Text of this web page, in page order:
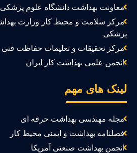
معاونت بهداشت دانشگاه علوم پزشکی
مرکز سلامت و محیط کار وزارت
مرکز تحقیقات و تعلیمات حفاظت فنی و
انجمن علمی بهداشت کار ایران
های مهم
مجله مهندسی بهداشت حرفه ای
فصلنامه بهداشت و ایمنی محیط کار
انجمن بهداشت صنعتی آمریکا